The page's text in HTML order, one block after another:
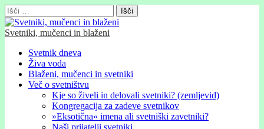
Išči:
Svetniki, mučenci in blaženi
Glavni
meni
Skip
content
Svetnik dneva
Živa voda
Blaženi, mučenci in svetniki
Več o svetništvu
Kje so živeli in delovali svetniki? (zemljevid)
Kongregacija za zadeve svetnikov
»Eksotična« imena ali svetniški zavetniki?
Naši prijatelji svetniki